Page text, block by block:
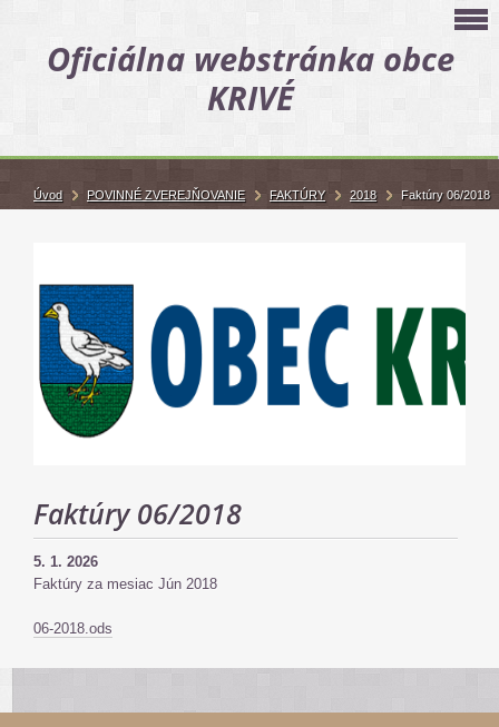
Oficiálna webstránka obce
KRIVÉ
Faktúry 06/2018
5. 1. 2026
Faktúry za mesiac Jún 2018
06-2018.ods
Úvod POVINNÉ ZVEREJŇOVANIE FAKTÚRY 2018 Faktúry 06/2018